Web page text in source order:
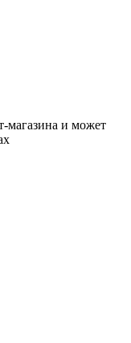
магазина и может